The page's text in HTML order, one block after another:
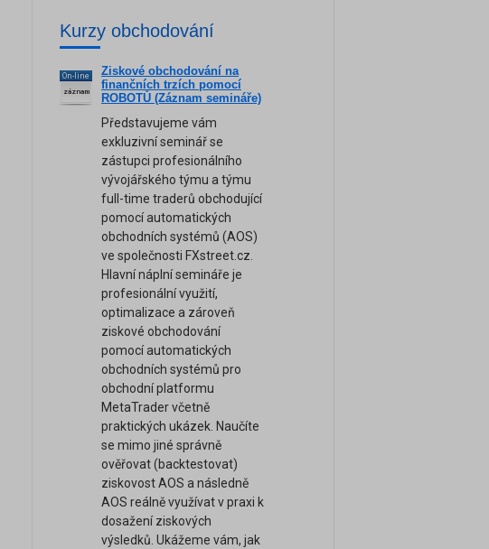
Kurzy obchodování
On-line
záznam
Ziskové obchodování na
finančních trzích pomocí
ROBOTŮ (Záznam semináře)
Představujeme vám
exkluzivní seminář se
zástupci profesionálního
vývojářského týmu a týmu
full-time traderů obchodující
pomocí automatických
obchodních systémů (AOS)
ve společnosti FXstreet.cz.
Hlavní náplní semináře je
profesionální využití,
optimalizace a zároveň
ziskové obchodování
pomocí automatických
obchodních systémů pro
obchodní platformu
MetaTrader včetně
praktických ukázek. Naučíte
se mimo jiné správně
ověřovat (backtestovat)
ziskovost AOS a následně
AOS reálně využívat v praxi k
dosažení ziskových
výsledků. Ukážeme vám, jak